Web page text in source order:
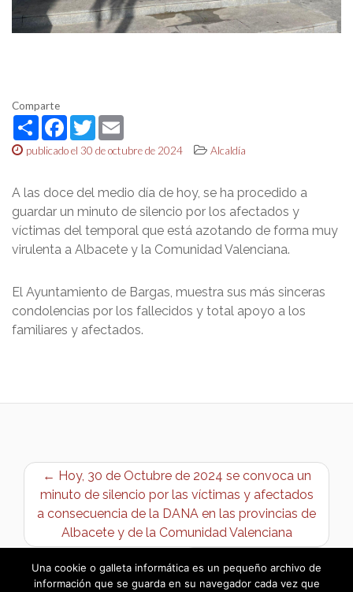
Comparte
ShareFacebook
Twitter
publicado el 30 de octubre de 2024 Alcaldía
A las doce del medio día de hoy, se ha procedido a
guardar un minuto de silencio por los afectados y
víctimas del temporal que está azotando de forma muy
virulenta a Albacete y la Comunidad Valenciana.
El Ayuntamiento de Bargas, muestra sus más sinceras
condolencias por los fallecidos y total apoyo a los
familiares y afectados.
← Hoy, 30 de Octubre de 2024 se convoca un
minuto de silencio por las víctimas y afectados
a consecuencia de la DANA en las provincias de
Albacete y de la Comunidad Valenciana
ESPAÑA DE LUTO →
Una cookie o galleta informática es un pequeño archivo de
información que se guarda en su navegador cada vez que